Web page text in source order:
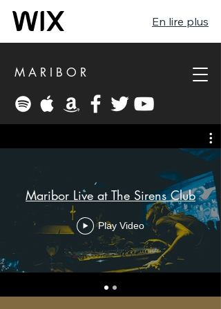
En lire plus